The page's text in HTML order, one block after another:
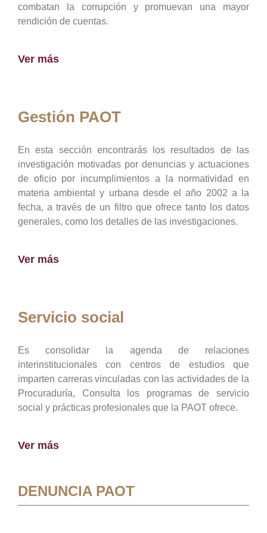
combatan la corrupción y promuevan una mayor
rendición de cuentas.
Ver más
Gestión PAOT
En esta sección encontrarás los resultados de las
investigación motivadas por denuncias y actuaciones
de oficio por incumplimientos a la normatividad en
materia ambiental y urbana desde el año 2002 a la
fecha, a través de un filtro que ofrece tanto los datos
generales, como los detalles de las investigaciones.
Ver más
Servicio social
Es consolidar la agenda de relaciones
interinstitucionales con centros de estudios que
imparten carreras vinculadas con las actividades de la
Procuraduría, Consulta los programas de servicio
social y prácticas profesionales que la PAOT ofrece.
Ver más
DENUNCIA PAOT